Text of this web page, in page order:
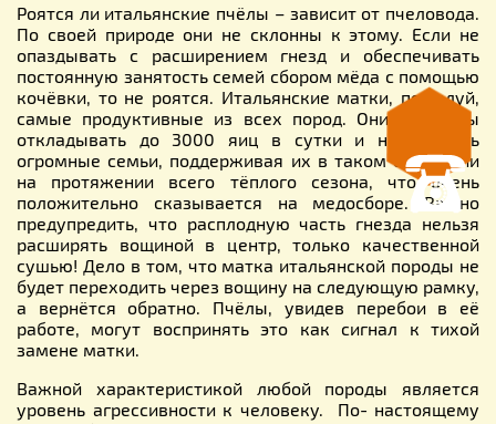
Роятся ли итальянские пчёлы – зависит от пчеловода.
По своей природе они не склонны к этому. Если не
опаздывать с расширением гнезд и обеспечивать
постоянную занятость семей сбором мёда с помощью
кочёвки, то не роятся. Итальянские матки, пожалуй,
самые продуктивные из всех пород. Они способны
откладывать до 3000 яиц в сутки и наращивать
огромные семьи, поддерживая их в таком состоянии
на протяжении всего тёплого сезона, что очень
положительно сказывается на медосборе. Важно
предупредить, что расплодную часть гнезда нельзя
расширять вощиной в центр, только качественной
сушью! Дело в том, что матка итальянской породы не
будет переходить через вощину на следующую рамку,
а вернётся обратно. Пчёлы, увидев перебои в её
работе, могут воспринять это как сигнал к тихой
замене матки.
Важной характеристикой любой породы является
уровень агрессивности к человеку. По- настоящему